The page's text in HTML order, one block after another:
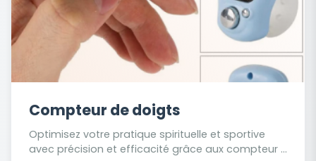
Compteur de doigts
Optimisez votre pratique spirituelle et sportive
avec précision et efficacité grâce aux compteur ...